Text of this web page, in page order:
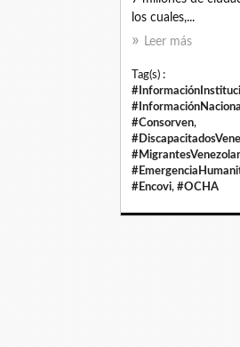
los cuales,...
Leer más
Tag(s) :
#InformaciónNacional
#Consorven,
#Encovi, #OCHA